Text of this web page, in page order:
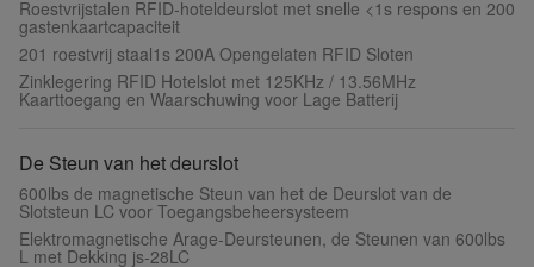
Roestvrijstalen RFID-hoteldeurslot met snelle <1s respons en 200
gastenkaartcapaciteit
201 roestvrij staal1s 200A Opengelaten RFID Sloten
Zinklegering RFID Hotelslot met 125KHz / 13.56MHz
Kaarttoegang en Waarschuwing voor Lage Batterij
De Steun van het deurslot
600lbs de magnetische Steun van het de Deurslot van de
Slotsteun LC voor Toegangsbeheersysteem
Elektromagnetische Arage-Deursteunen, de Steunen van 600lbs
L met Dekking js-28LC